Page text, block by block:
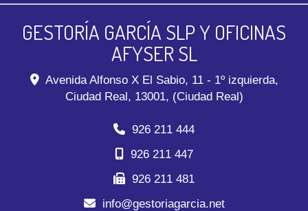
GESTORÍA GARCÍA SLP Y OFICINAS
AFYSER SL
Avenida Alfonso X El Sabio, 11 - 1º izquierda,
Ciudad Real , 13001, (Ciudad Real)
926 211 444
926 211 447
926 211 481
info
gestoriagarcia.net